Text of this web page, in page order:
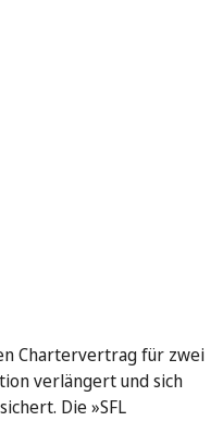
Chartervertrag für zwei
verlängert und sich
Die »SFL